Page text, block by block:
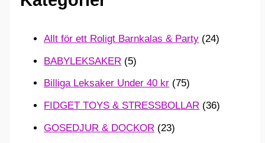
Allt för ett Roligt Barnkalas & Party (24)
BABYLEKSAKER (5)
Billiga Leksaker Under 40 kr (75)
FIDGET TOYS & STRESSBOLLAR (36)
GOSEDJUR & DOCKOR (23)